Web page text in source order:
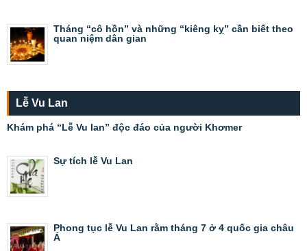
Tháng “cô hồn” và những “kiêng kỵ” cần biết theo
quan niệm dân gian
Lễ Vu Lan
Khám phá “Lễ Vu lan” độc đáo của người Khơmer
Sự tích lễ Vu Lan
Phong tục lễ Vu Lan rằm tháng 7 ở 4 quốc gia châu
Á